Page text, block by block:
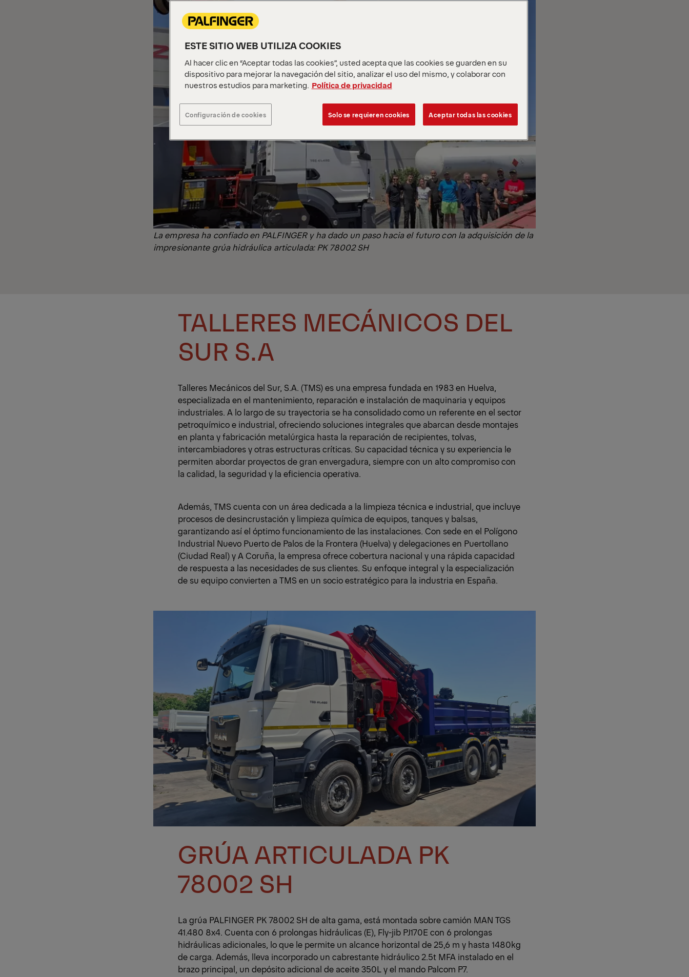
La empresa ha confiado en PALFINGER y ha dado un paso hacia el futuro con la adquisición de la
impresionante grúa hidráulica articulada: PK 78002 SH
TALLERES MECÁNICOS DEL
SUR S.A
Talleres Mecánicos del Sur, S.A. (TMS) es una empresa fundada en 1983 en Huelva,
especializada en el mantenimiento, reparación e instalación de maquinaria y equipos
industriales. A lo largo de su trayectoria se ha consolidado como un referente en el sector
petroquímico e industrial, ofreciendo soluciones integrales que abarcan desde montajes
en planta y fabricación metalúrgica hasta la reparación de recipientes, tolvas,
intercambiadores y otras estructuras críticas. Su capacidad técnica y su experiencia le
permiten abordar proyectos de gran envergadura, siempre con un alto compromiso con
la calidad, la seguridad y la eficiencia operativa.
Además, TMS cuenta con un área dedicada a la limpieza técnica e industrial, que incluye
procesos de desincrustación y limpieza química de equipos, tanques y balsas,
garantizando así el óptimo funcionamiento de las instalaciones. Con sede en el Polígono
Industrial Nuevo Puerto de Palos de la Frontera (Huelva) y delegaciones en Puertollano
(Ciudad Real) y A Coruña, la empresa ofrece cobertura nacional y una rápida capacidad
de respuesta a las necesidades de sus clientes. Su enfoque integral y la especialización
de su equipo convierten a TMS en un socio estratégico para la industria en España.
GRÚA ARTICULADA PK
78002 SH
La grúa PALFINGER PK 78002 SH de alta gama, está montada sobre camión MAN TGS
41.480 8x4. Cuenta con 6 prolongas hidráulicas (E), Fly-jib PJ170E con 6 prolongas
hidráulicas adicionales, lo que le permite un alcance horizontal de 25,6 m y hasta 1480kg
de carga. Además, lleva incorporado un cabrestante hidráulico 2.5t MFA instalado en el
brazo principal, un depósito adicional de aceite 350L y el mando Palcom P7.
ESTE SITIO WEB UTILIZA COOKIES
Al hacer clic en “Aceptar todas las cookies”, usted acepta que las cookies se guarden en su
dispositivo para mejorar la navegación del sitio, analizar el uso del mismo, y colaborar con
nuestros estudios para marketing. Política de privacidad
Configuración de cookies Solo se requieren cookies Aceptar todas las cookies